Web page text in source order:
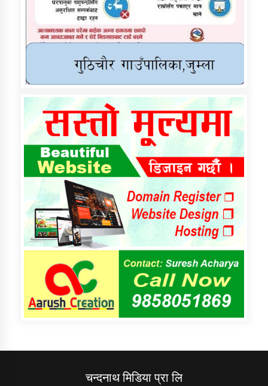
चन्दनाथ मिडिया प्रा लि